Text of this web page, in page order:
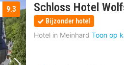
9.3 Schloss Hotel
Bijzonder hotel
Hotel in Meinhard Toon op